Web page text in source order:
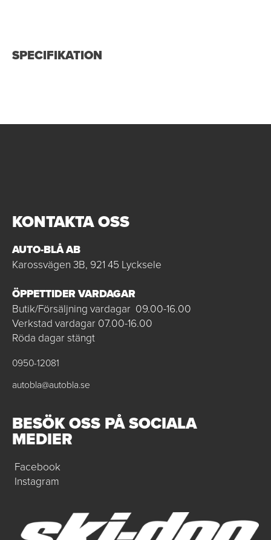
SPECIFIKATION
KONTAKTA OSS
AUTO-BLÅ AB
Karossvägen 3B, 921 45 Lycksele
ÖPPETTIDER VARDAGAR
Butik/Försäljning vardagar 09.00-16.00
Verkstad vardagar 07.00-16.00
Röda dagar stängt
0950-12081
autobla@autobla.se
BESÖK OSS PÅ SOCIALA
MEDIER
Facebook
Instagram